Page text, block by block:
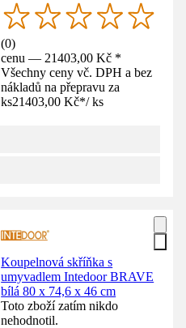
(0)
cenu — 21403,00 Kč *
Všechny ceny vč. DPH a bez
nákladů na přepravu za
ks21403,00 Kč*/ ks
Koupelnová skříňka s
umyvadlem Intedoor BRAVE
bílá 80 x 74,6 x 46 cm
Toto zboží zatím nikdo
nehodnotil.